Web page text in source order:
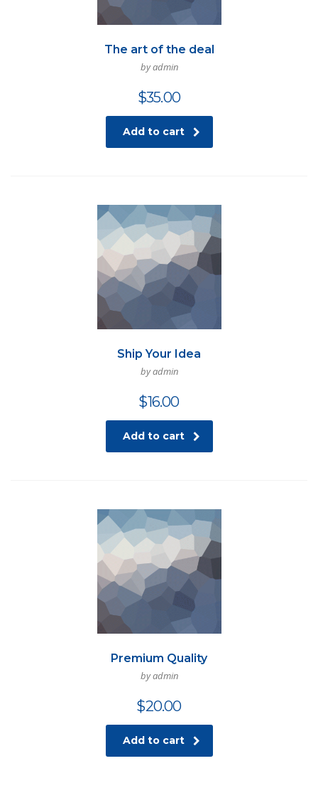
The art of the deal
by admin
$35.00
Add to cart
Ship Your Idea
by admin
$16.00
Add to cart
Premium Quality
by admin
$20.00
Add to cart